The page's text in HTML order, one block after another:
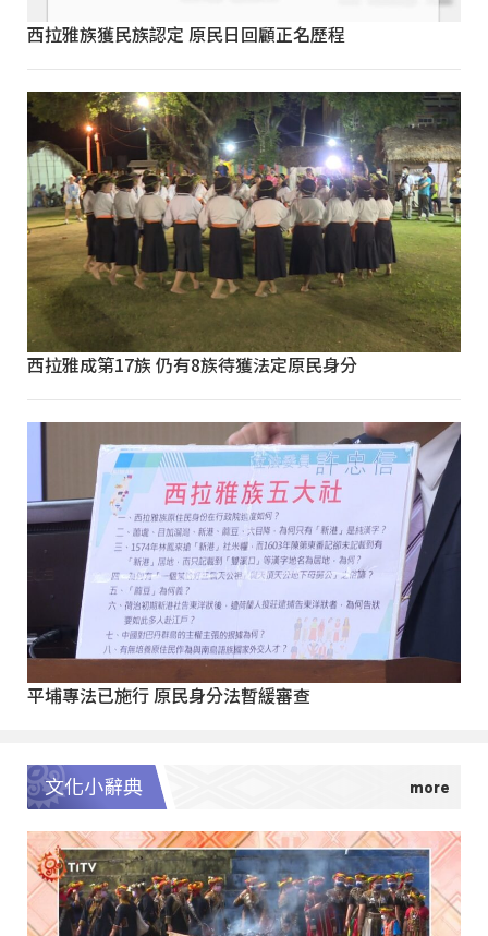
西拉雅族獲民族認定 原民日回顧正名歷程
西拉雅成第17族 仍有8族待獲法定原民身分
平埔專法已施行 原民身分法暫緩審查
文化小辭典